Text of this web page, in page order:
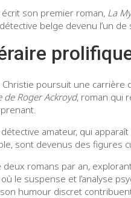
écrit son premier roman, La
belge devenu l’un
poursuit une carrière
de Roger Ackroyd, roman qui
amateur, qui
sont devenus des figures
romans par an,
le suspense et l’analyse
humour discret